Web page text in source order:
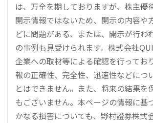
は、万全を期しておりますが、株主優
開示情報ではないため、開示の内容や
どに問題がある、または、開示が行わ
の事例も見受けられます。株式会社
企業への取材等による確認を行ってお
報の正確性、完全性、迅速性などにつ
とはできません。また、将来の結果を
もございません。本ページの情報に基
かなる損害についても、野村證券株式